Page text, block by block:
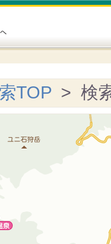
TOP > 検